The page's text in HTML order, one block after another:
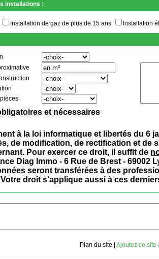
installations :
Installation de gaz de plus de 15 ans Installation
et nécessaires
à la loi informatique et libertés du 6
de modification, de rectification et de
Pour exercer ce droit, il suffit de
Diag Immo - 6 Rue de Brest - 69002
seront transférées à des
droit s'applique aussi à ces
Plan du site Ajoutez ce site